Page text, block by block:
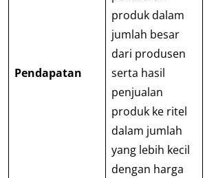
Pendapatan
produk dalam
jumlah besar
dari produsen
serta hasil
penjualan
produk ke ritel
dalam jumlah
yang lebih kecil
dengan harga